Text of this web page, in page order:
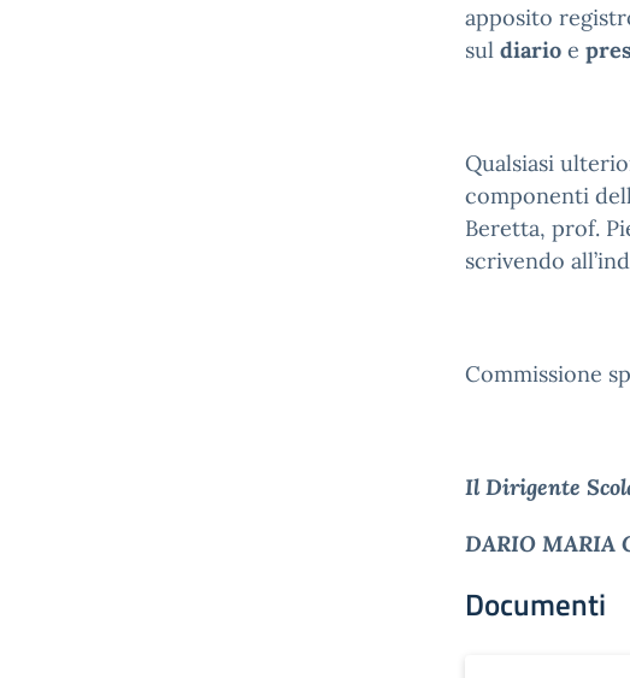
apposito
sul diario e
Qualsiasi
componenti
Beretta, prof.
scrivendo
Commissione
Il Dirigente
DARIO MARIA
Documenti